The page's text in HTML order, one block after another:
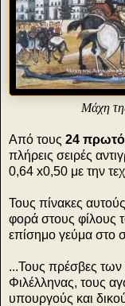
Μάχη
Από τους 24
πλήρεις σειρές
0,64 x0,50 με την
Τους πίνακες
φορά στους φίλους
επίσημο γεύμα στο
...Τους πρέσβες των
Φιλέλληνας, τους
υπουργούς και